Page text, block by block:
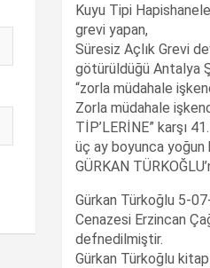
Kuyu Tipi
grevi yapan,
Süresiz Açlık Grevi
götürüldüğü Antalya
“zorla müdahale
Zorla müdahale
TİP’LERİNE” karşı
üç ay boyunca yoğun
GÜRKAN
Gürkan Türkoğlu 5-
Cenazesi Erzincan
defnedilmiştir.
Gürkan Türkoğlu